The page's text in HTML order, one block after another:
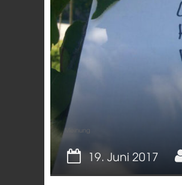
Meinung
19. Juni 2017